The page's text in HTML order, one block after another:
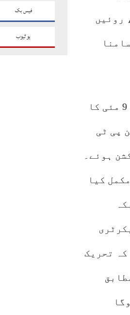
فیس بک
یو ٹیوب
روئیں
جو کچھ ہوا ، جو کچھ ہورہا ہے اور جو کچھ ہوگا، اس سب کا ذمہ دار 9 مئی کا
پی ٹی
ہوئے۔
کیا
کہ تحریک